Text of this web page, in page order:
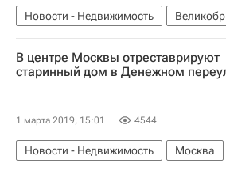
Новости - Недвижимость
Жилье
Недвижимость
Дело об отравлении Скрипалей
В центре Москвы отреставрируют
старинный дом в Денежном
1 марта 2019, 15:01 4544
Новости - Недвижимость
Москва